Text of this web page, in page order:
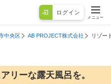
ログイン
メニュー
中央区 AB PROJECT株式会社 リゾー
リーな露天風呂を。